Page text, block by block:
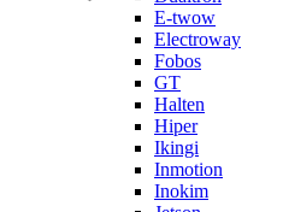
E-twow
Electroway
Fobos
GT
Halten
Hiper
Ikingi
Inmotion
Inokim